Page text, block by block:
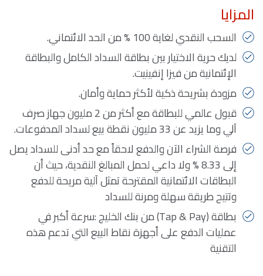
المزايا
السحب النقدي لغاية 100 % من الحد الائتماني.
لديك حرية الاختيار بين بطاقة السداد الكامل والبطاقة
الإئتمانية من فيزا إنفينيت.
مزودة بشريحة ذكية لأكثر حماية وأمان.
قبول عالمي للبطاقة مع أكثر من 2 مليون جهاز صرف
آلي وما يزيد عن 33 مليون نقطة بيع لسداد المدفوعات.
فرصة الشراء الآن والدفع لاحقاً مع حد أدنى للسداد يصل
إلى 8.33 % ولا داعي لحمل المبالغ النقدية، حيث أن
البطاقات الائتمانية المقترحة تمثل آلية مريحة للدفع
وتتيح طريقة سهلة ومرنة للسداد
بطاقة (Tap & Pay) من بنك الخليج :سرعة أكبر في
عمليات الدفع على أجهزة نقاط البيع التي تدعم هذه
التقنية